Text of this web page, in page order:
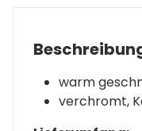
warm
verchromt,